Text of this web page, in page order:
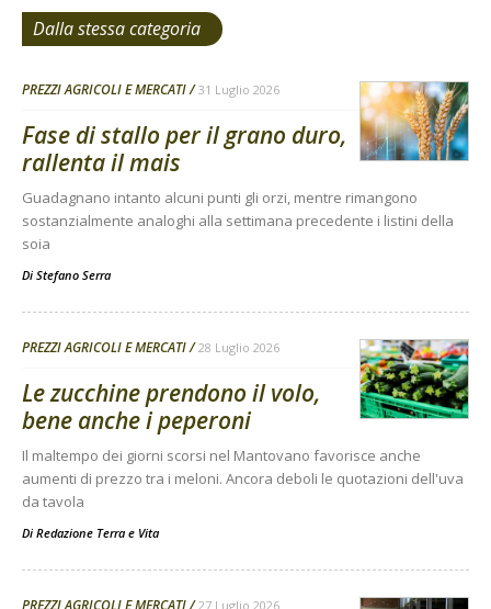
Dalla stessa categoria
PREZZI AGRICOLI E MERCATI 31 Luglio 2026
Fase di stallo per il grano duro,
rallenta il mais
Guadagnano intanto alcuni punti gli orzi, mentre rimangono
sostanzialmente analoghi alla settimana precedente i listini della
soia
Di Stefano Serra
PREZZI AGRICOLI E MERCATI 28 Luglio 2026
Le zucchine prendono il volo,
bene anche i peperoni
Il maltempo dei giorni scorsi nel Mantovano favorisce anche
aumenti di prezzo tra i meloni. Ancora deboli le quotazioni dell'uva
da tavola
Di Redazione Terra e Vita
27 Luglio 2026